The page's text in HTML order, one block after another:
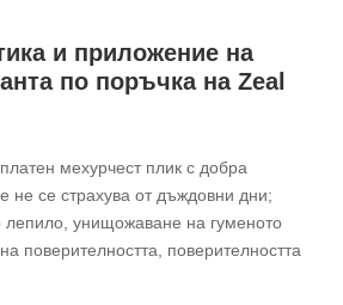
и приложение на
по поръчка на Zeal
мехурчест плик с добра
не се страхува от дъждовни дни;
лепило, унищожаване на гуменото
поверителността, поверителността